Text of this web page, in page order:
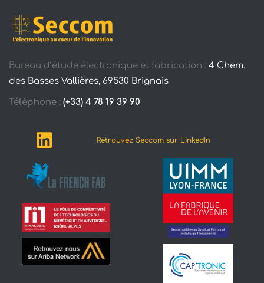
Bureau d’étude électronique et fabrication : 4 Chem.
des Basses Vallières, 69530 Brignais
Téléphone : (+33) 4 78 19 39 90
Retrouvez Seccom sur LinkedIn